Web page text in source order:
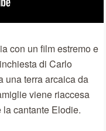
con un film estremo e
di Carlo
una terra arcaica da
viene riaccesa
cantante Elodie.